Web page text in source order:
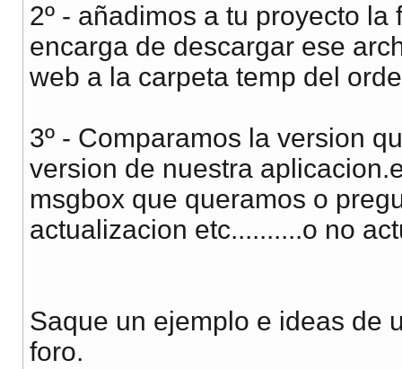
2º - añadimos a tu proyecto
encarga de descargar ese
web a la carpeta temp del
3º - Comparamos la version
version de nuestra
msgbox que queramos o
actualizacion etc..........o no
Saque un ejemplo e ideas de
foro.